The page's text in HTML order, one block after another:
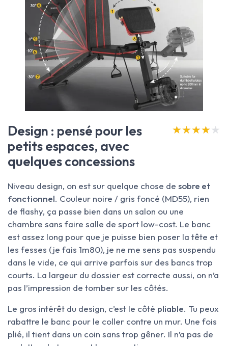
Design : pensé pour les
petits espaces, avec
quelques concessions
★★★★★
★★★★★
Niveau design, on est sur quelque chose de sobre et
fonctionnel. Couleur noire / gris foncé (MD55), rien
de flashy, ça passe bien dans un salon ou une
chambre sans faire salle de sport low-cost. Le banc
est assez long pour que je puisse bien poser la tête et
les fesses (je fais 1m80), je ne me sens pas suspendu
dans le vide, ce qui arrive parfois sur des bancs trop
courts. La largeur du dossier est correcte aussi, on n’a
pas l’impression de tomber sur les côtés.
Le gros intérêt du design, c’est le côté pliable. Tu peux
rabattre le banc pour le coller contre un mur. Une fois
plié, il tient dans un coin sans trop gêner. Il n’a pas de